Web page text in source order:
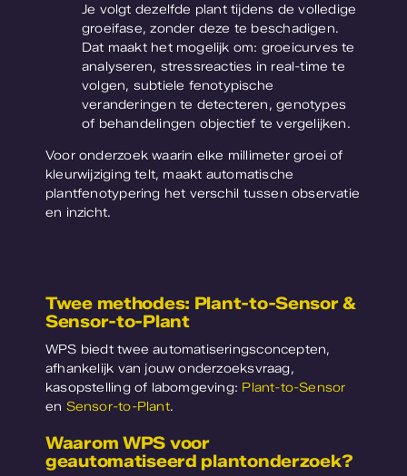
Je volgt dezelfde plant tijdens de volledige
groeifase, zonder deze te beschadigen.
Dat maakt het mogelijk om: groeicurves te
analyseren, stressreacties in real-time te
volgen, subtiele fenotypische
veranderingen te detecteren, genotypes
of behandelingen objectief te vergelijken.
Voor onderzoek waarin elke millimeter groei of
kleurwijziging telt, maakt automatische
plantfenotypering het verschil tussen observatie
en inzicht.
Twee methodes: Plant-to-Sensor &
Sensor-to-Plant
WPS biedt twee automatiseringsconcepten,
afhankelijk van jouw onderzoeksvraag,
kasopstelling of labomgeving: Plant-to-Sensor
en Sensor-to-Plant.
Waarom WPS voor
geautomatiseerd plantonderzoek?